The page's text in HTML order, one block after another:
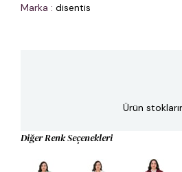
Marka : disentis
Ürün
Diğer Renk Seçenekleri